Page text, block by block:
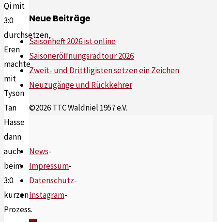
Qi mit
3:0
durchsetzen,
Eren
machte
mit
Tyson
Tan
Hasse
dann
auch
beim
3:0
kurzen
Prozess.
Neue Beiträge
Saisonheft 2026 ist online
Saisoneröffnungsradtour 2026
Zweit- und Drittligisten setzen ein Zeichen
Neuzugänge und Rückkehrer
©2026 TTC Waldniel 1957 e.V.
News-
Impressum-
Datenschutz-
Instagram-